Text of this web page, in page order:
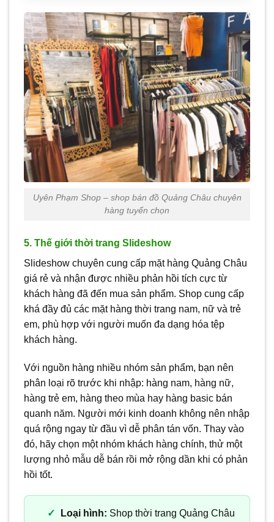
Uyên Phạm Shop – shop bán đồ Quảng Châu chuyên
hàng tuyển chọn
5. Thế giới thời trang Slideshow
Slideshow chuyên cung cấp mặt hàng Quảng Châu
giá rẻ và nhận được nhiều phản hồi tích cực từ
khách hàng đã đến mua sản phẩm. Shop cung cấp
khá đầy đủ các mặt hàng thời trang nam, nữ và trẻ
em, phù hợp với người muốn đa dạng hóa tệp
khách hàng.
Với nguồn hàng nhiều nhóm sản phẩm, bạn nên
phân loại rõ trước khi nhập: hàng nam, hàng nữ,
hàng trẻ em, hàng theo mùa hay hàng basic bán
quanh năm. Người mới kinh doanh không nên nhập
quá rộng ngay từ đầu vì dễ phân tán vốn. Thay vào
đó, hãy chọn một nhóm khách hàng chính, thử một
lượng nhỏ mẫu dễ bán rồi mở rộng dần khi có phản
hồi tốt.
Loại hình: Shop thời trang Quảng Châu